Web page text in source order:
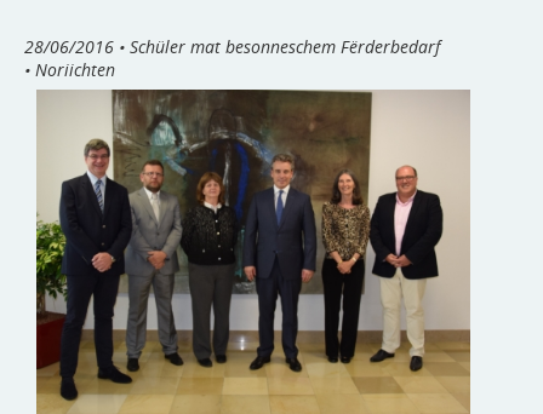
28/06/2016 • Schüler mat besonneschem Fërderbedarf
• Noriichten